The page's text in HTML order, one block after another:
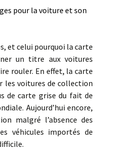
pour la voiture et son
et celui pourquoi la carte
un titre aux voitures
rouler. En effet, la carte
les voitures de collection
de carte grise du fait de
Aujourd’hui encore,
malgré l’absence des
véhicules importés de